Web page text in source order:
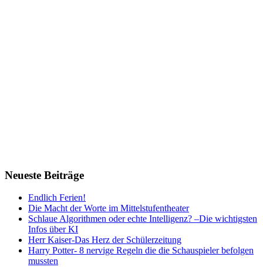
Neueste Beiträge
Endlich Ferien!
Die Macht der Worte im Mittelstufentheater
Schlaue Algorithmen oder echte Intelligenz? –Die wichtigsten
Infos über KI
Herr Kaiser-Das Herz der Schülerzeitung
Harry Potter- 8 nervige Regeln die die Schauspieler befolgen
mussten